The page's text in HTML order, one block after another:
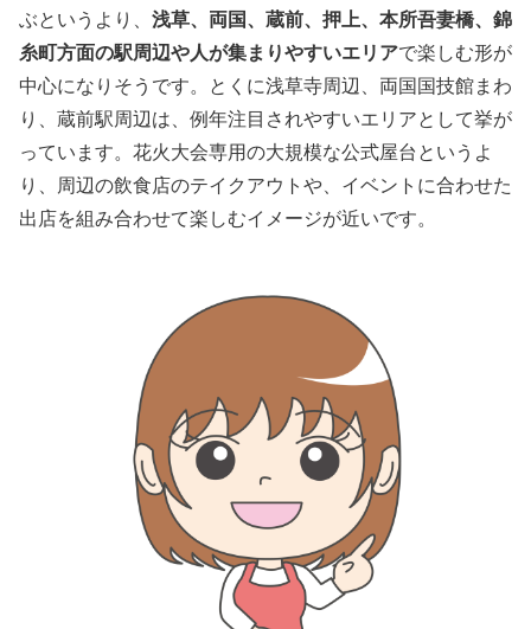
ぶというより、 浅草、両国、蔵前、押上、本所吾妻橋、錦
糸町方面の駅周辺や人が集まりやすいエリアで楽しむ形が
中心になりそうです。とくに浅草寺周辺、両国国技館まわ
り、蔵前駅周辺は、例年注目されやすいエリアとして挙が
っています。花火大会専用の大規模な公式屋台というよ
り、周辺の飲食店のテイクアウトや、イベントに合わせた
出店を組み合わせて楽しむイメージが近いです。